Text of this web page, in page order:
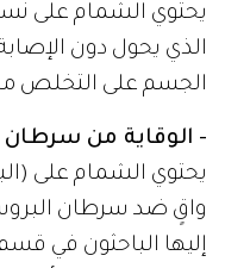
يحتوي الشمام على
الذي يحول دون
الجسم على التخلص
- الوقاية من سرطان
يحتوي الشمام على
واقٍ ضد سرطان
إليها الباحثون في